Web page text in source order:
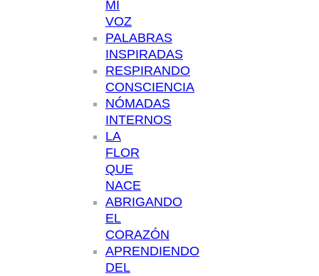
MI
VOZ
PALABRAS
INSPIRADAS
RESPIRANDO
CONSCIENCIA
NÓMADAS
INTERNOS
LA
FLOR
QUE
NACE
ABRIGANDO
EL
CORAZÓN
APRENDIENDO
DEL